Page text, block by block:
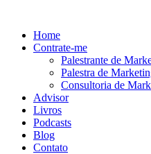
conteúdo
Home
Contrate-me
Palestrante de
Palestra de
Consultoria de
Advisor
Livros
Podcasts
Blog
Contato